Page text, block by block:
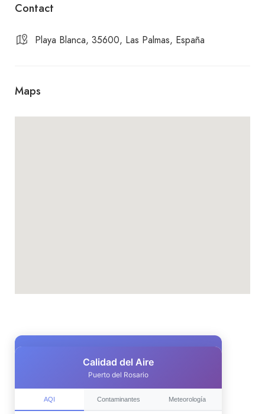
Contact
Playa Blanca, 35600, Las Palmas, España
Maps